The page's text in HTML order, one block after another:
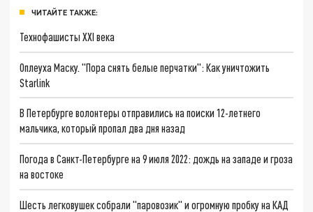
ЧИТАЙТЕ ТАКЖЕ:
Технофашисты XXI века
Оплеуха Маску. "Пора снять белые перчатки": Как уничтожить
Starlink
В Петербурге волонтеры отправились на поиски 12-летнего
мальчика, который пропал два дня назад
Погода в Санкт-Петербурге на 9 июля 2022: дождь на западе и гроза
на востоке
Шесть легковушек собрали "паровозик" и огромную пробку на КАД